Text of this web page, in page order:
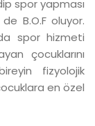
spor yapması
B.O.F oluyor.
spor hizmeti
çocuklarını
fizyolojik
en özel